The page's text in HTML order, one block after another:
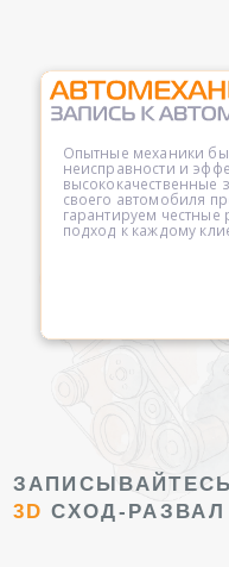
Опытные механики
неисправности и
высококачественные
своего автомобиля
гарантируем
подход к каждому
ЗАПИСЫВАЙТЕСЬ
3D СХОД-РАЗВАЛ